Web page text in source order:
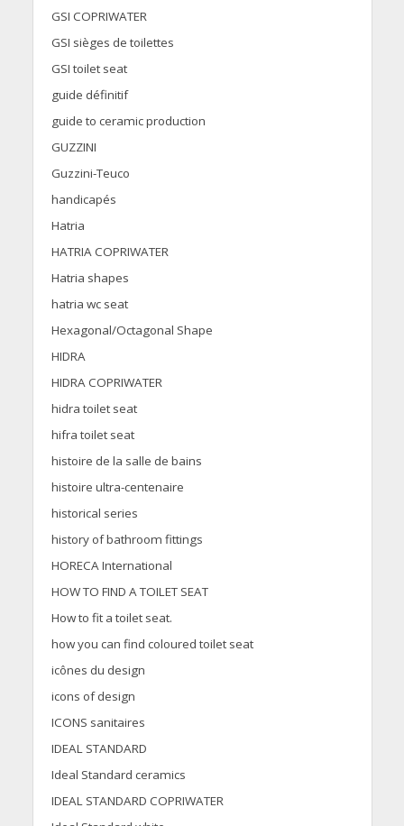
GSI COPRIWATER
GSI sièges de toilettes
GSI toilet seat
guide définitif
guide to ceramic production
GUZZINI
Guzzini-Teuco
handicapés
Hatria
HATRIA COPRIWATER
Hatria shapes
hatria wc seat
Hexagonal/Octagonal Shape
HIDRA
HIDRA COPRIWATER
hidra toilet seat
hifra toilet seat
histoire de la salle de bains
histoire ultra-centenaire
historical series
history of bathroom fittings
HORECA International
HOW TO FIND A TOILET SEAT
How to fit a toilet seat.
how you can find coloured toilet seat
icônes du design
icons of design
ICONS sanitaires
IDEAL STANDARD
Ideal Standard ceramics
IDEAL STANDARD COPRIWATER